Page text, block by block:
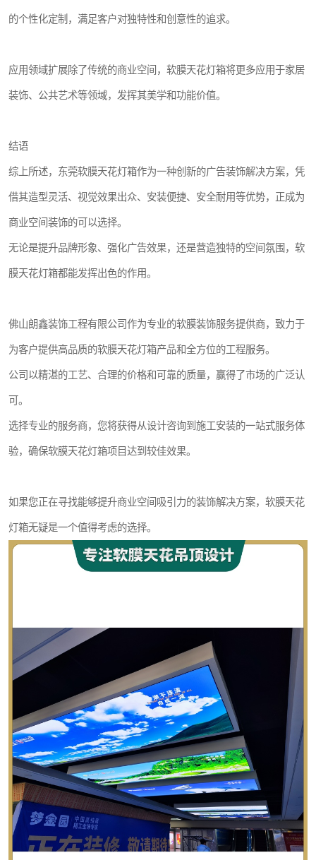
的个性化定制，满足客户对独特性和创意性的追求。
应用领域扩展除了传统的商业空间，软膜天花灯箱将更多应用于家居
装饰、公共艺术等领域，发挥其美学和功能价值。
结语
综上所述，东莞软膜天花灯箱作为一种创新的广告装饰解决方案，凭
借其造型灵活、视觉效果出众、安装便捷、安全耐用等优势，正成为
商业空间装饰的可以选择。
无论是提升品牌形象、强化广告效果，还是营造独特的空间氛围，软
膜天花灯箱都能发挥出色的作用。
佛山朗鑫装饰工程有限公司作为专业的软膜装饰服务提供商，致力于
为客户提供高品质的软膜天花灯箱产品和全方位的工程服务。
公司以精湛的工艺、合理的价格和可靠的质量，赢得了市场的广泛认
可。
选择专业的服务商，您将获得从设计咨询到施工安装的一站式服务体
验，确保软膜天花灯箱项目达到较佳效果。
如果您正在寻找能够提升商业空间吸引力的装饰解决方案，软膜天花
灯箱无疑是一个值得考虑的选择。